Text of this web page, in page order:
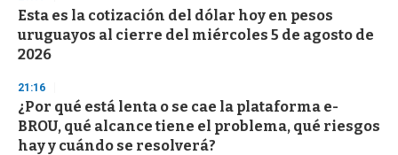
s
o
f
3
s
c
o
n
Esta es la cotización del dólar hoy en pesos
uruguayos al cierre del miércoles 5 de agosto de
2026
21:16
¿Por qué está lenta o se cae la plataforma e-
BROU, qué alcance tiene el problema, qué riesgos
hay y cuándo se resolverá?